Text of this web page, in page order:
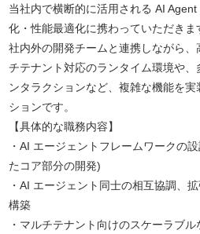
当社内で横断的に活用される AI
化・性能最適化に携わっていただきま
社内外の開発チームと連携しながら
チテナント対応のランタイム環境や
ンタラクションなど、複雑な機能を
ションです。
【具体的な職務内容】
・AI エージェントフレームワークの
たコア部分の開発)
・AI エージェント同士の相互協調、
構築
・マルチテナント向けのスケーラブ